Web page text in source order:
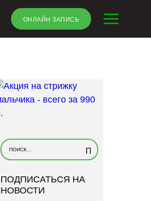
ОНЛАЙН ЗАПИСЬ
Н
а
т
ПОДПИСАТЬСЯ НА
НОВОСТИ